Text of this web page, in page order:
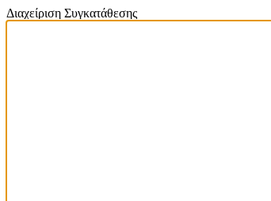
Διαχείριση Συγκατάθεσης